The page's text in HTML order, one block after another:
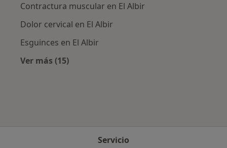
Contractura muscular en El Albir
Dolor cervical en El Albir
Esguinces en El Albir
Ver más (15)
Servicio